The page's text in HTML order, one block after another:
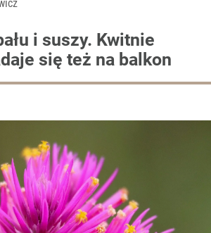
i suszy. Kwitnie
się też na balkon